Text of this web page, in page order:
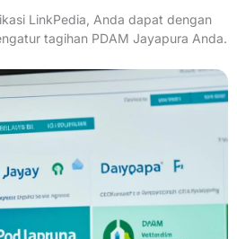
LinkPedia, Anda dapat dengan
tagihan PDAM Jayapura Anda.